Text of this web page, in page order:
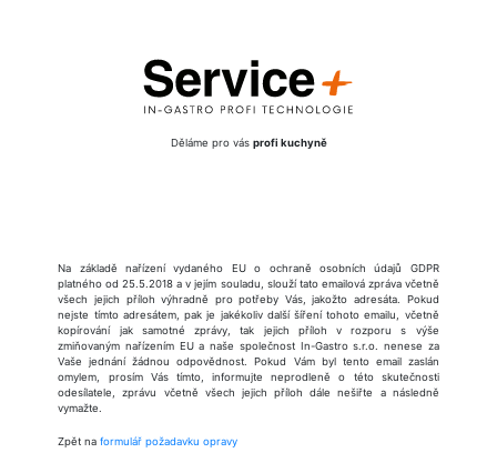
Děláme pro vás profi kuchyně
Na základě nařízení vydaného EU o ochraně osobních údajů GDPR
platného od 25.5.2018 a v jejím souladu, slouží tato emailová zpráva včetně
všech jejich příloh výhradně pro potřeby Vás, jakožto adresáta. Pokud
nejste tímto adresátem, pak je jakékoliv další šíření tohoto emailu, včetně
kopírování jak samotné zprávy, tak jejich příloh v rozporu s výše
zmiňovaným nařízením EU a naše společnost In-Gastro s.r.o. nenese za
Vaše jednání žádnou odpovědnost. Pokud Vám byl tento email zaslán
omylem, prosím Vás tímto, informujte neprodleně o této skutečnosti
odesílatele, zprávu včetně všech jejich příloh dále nešiřte a následně
vymažte.
Zpět naformulář požadavku opravy